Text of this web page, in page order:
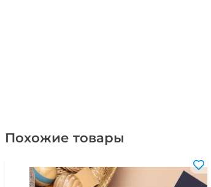
Похожие товары